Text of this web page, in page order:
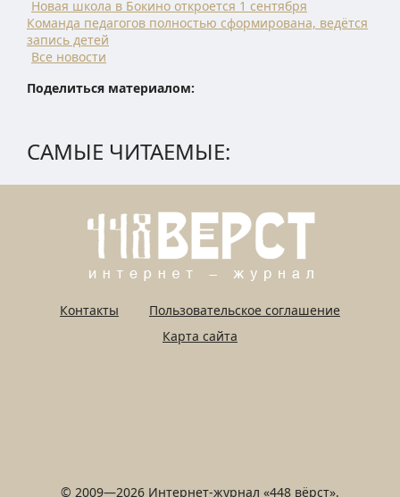
Новая школа в Бокино откроется 1 сентября
Команда педагогов полностью сформирована, ведётся
запись детей
Все новости
Поделиться материалом:
САМЫЕ ЧИТАЕМЫЕ:
Контакты
Пользовательское соглашение
Карта сайта
© 2009—2026 Интернет-журнал «448 вёрст».